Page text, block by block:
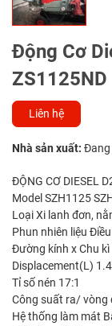
Động Cơ
ZS1125ND
Liên hệ
Nhà sản xuất: Đang
ĐỘNG CƠ DIESEL
Model SZH1125
Loại Xi lanh đơn,
Phun nhiên liệu
Đường kính x Chu
Displacement(L)
Tỉ số nén 17:1
Công suất ra/
Hệ thống làm mát